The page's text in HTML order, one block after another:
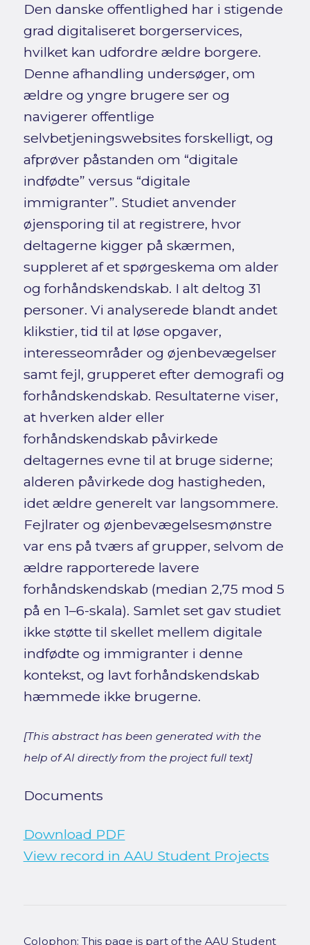
Den danske offentlighed har i stigende
grad digitaliseret borgerservices,
hvilket kan udfordre ældre borgere.
Denne afhandling undersøger, om
ældre og yngre brugere ser og
navigerer offentlige
selvbetjeningswebsites forskelligt, og
afprøver påstanden om “digitale
indfødte” versus “digitale
immigranter”. Studiet anvender
øjensporing til at registrere, hvor
deltagerne kigger på skærmen,
suppleret af et spørgeskema om alder
og forhåndskendskab. I alt deltog 31
personer. Vi analyserede blandt andet
klikstier, tid til at løse opgaver,
interesseområder og øjenbevægelser
samt fejl, grupperet efter demografi og
forhåndskendskab. Resultaterne viser,
at hverken alder eller
forhåndskendskab påvirkede
deltagernes evne til at bruge siderne;
alderen påvirkede dog hastigheden,
idet ældre generelt var langsommere.
Fejlrater og øjenbevægelsesmønstre
var ens på tværs af grupper, selvom de
ældre rapporterede lavere
forhåndskendskab (median 2,75 mod 5
på en 1–6-skala). Samlet set gav studiet
ikke støtte til skellet mellem digitale
indfødte og immigranter i denne
kontekst, og lavt forhåndskendskab
hæmmede ikke brugerne.
[This abstract has been generated with the
help of AI directly from the project full text]
Documents
Download PDF
View record in AAU Student Projects
Colophon: This page is part of the AAU Student